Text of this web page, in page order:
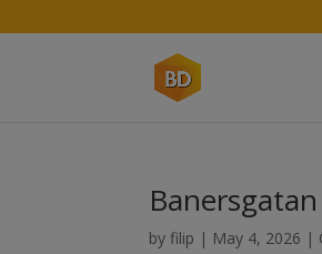
byfilip | May 4, 2026 |